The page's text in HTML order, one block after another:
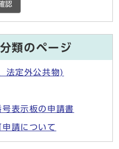
認
類のページ
法定外公共物)
表示板の申請書
請について